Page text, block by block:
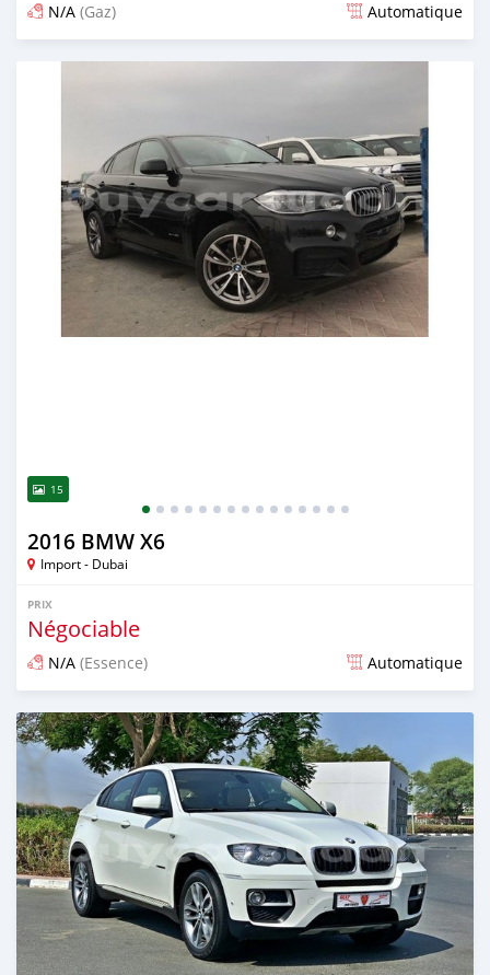
N/A (Gaz) Automatique
Publié il y a plus de 4 ans
15
2016 BMW X6
Import - Dubai
PRIX
Négociable
N/A (Essence) Automatique
Publié il y a presque 6 ans